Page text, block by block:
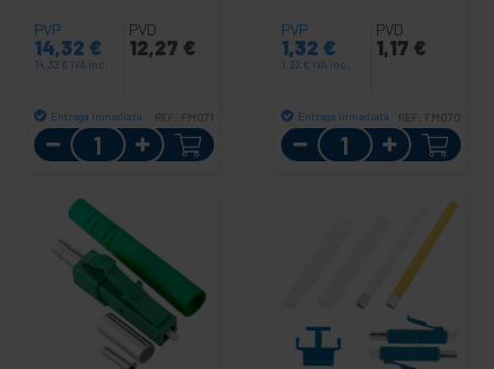
PVP
14,32 €
14,32 € IVA inc.
PVD
12,27 €
Entrega inmediata REF: FM071
Cantidad
PVP
1,32 €
1,32 € IVA inc.
PVD
1,17 €
Entrega inmediata REF: FM070
Cantidad